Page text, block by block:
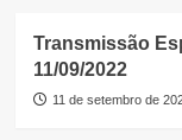
Transmissão
11/09/2022
11 de setembro de